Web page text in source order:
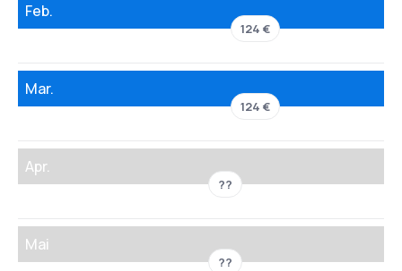
Feb.
124 €
Mar.
124 €
Apr.
??
Mai
??